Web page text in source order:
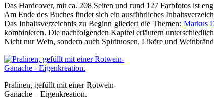
Das Hardcover, mit ca. 208 Seiten und rund 127 Farbfotos ist
Am Ende des Buches findet sich ein ausführliches
Das Inhaltsverzeichnis zu Beginn gliedert die Themen: Markus
kombinieren. Die nachfolgenden Kapitel erläutern
Nicht nur Wein, sondern auch Spirituosen, Liköre und
Pralinen, gefüllt mit einer Rotwein-
Ganache – Eigenkreation.